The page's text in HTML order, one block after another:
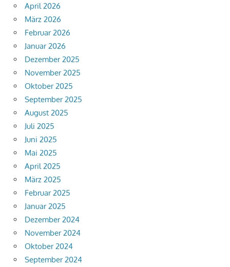
April 2026
März 2026
Februar 2026
Januar 2026
Dezember 2025
November 2025
Oktober 2025
September 2025
August 2025
Juli 2025
Juni 2025
Mai 2025
April 2025
März 2025
Februar 2025
Januar 2025
Dezember 2024
November 2024
Oktober 2024
September 2024